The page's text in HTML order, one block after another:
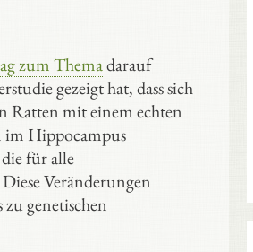
zum Themadarauf
gezeigt hat, dass sich
Ratten mit einem echten
Hippocampus
für alle
Veränderungen
genetischen